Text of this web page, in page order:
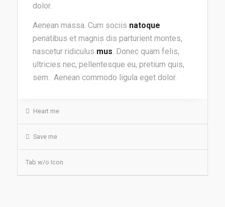
dolor.
Aenean massa. Cum sociis natoque
penatibus et magnis dis parturient montes,
nascetur ridiculus mus. Donec quam felis,
ultricies nec, pellentesque eu, pretium quis,
sem. Aenean commodo ligula eget dolor.
Heart me
Save me
Tab w/o Icon